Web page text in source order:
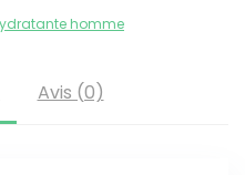
homme
Avis (0)